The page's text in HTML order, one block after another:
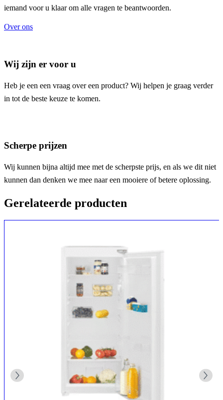
iemand voor u klaar om alle vragen te beantwoorden.
Over ons
Wij zijn er voor u
Heb je een een vraag over een product? Wij helpen je graag verder
in tot de beste keuze te komen.
Scherpe prijzen
Wij kunnen bijna altijd mee met de scherpste prijs, en als we dit niet
kunnen dan denken we mee naar een mooiere of betere oplossing.
Gerelateerde producten